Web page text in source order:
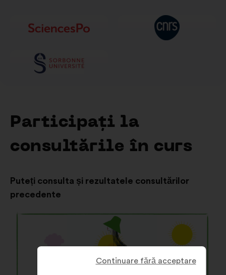
Participați la
consultările în curs
Puteți consulta și rezultatele consultărilor
precedente
Continuare fără acceptare